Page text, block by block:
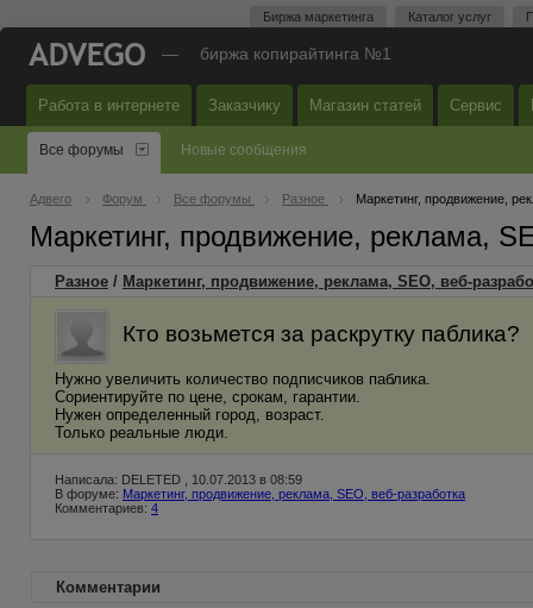
Биржа маркетинга Каталог услуг
— биржа копирайтинга №1
Работа в интернете Заказчику Магазин статей Сервис
Все форумы Новые сообщения
Адвего Форум Все форумы Разное Маркетинг, продвижение,
Маркетинг, продвижение, реклама,
Разное / Маркетинг, продвижение, реклама, SEO, веб-
Кто возьмется за раскрутку паблика?
Нужно увеличить количество подписчиков паблика.
Сориентируйте по цене, срокам, гарантии.
Нужен определенный город, возраст.
Только реальные люди.
Написала: DELETED , 10.07.2013 в 08:59
В форуме: Маркетинг, продвижение, реклама, SEO, веб-разработка
Комментариев: 4
Комментарии